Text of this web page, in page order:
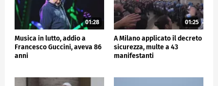
01:28
Musica in lutto, addio a
Francesco Guccini, aveva 86
anni
01:25
A Milano applicato il decreto
sicurezza, multe a 43
manifestanti